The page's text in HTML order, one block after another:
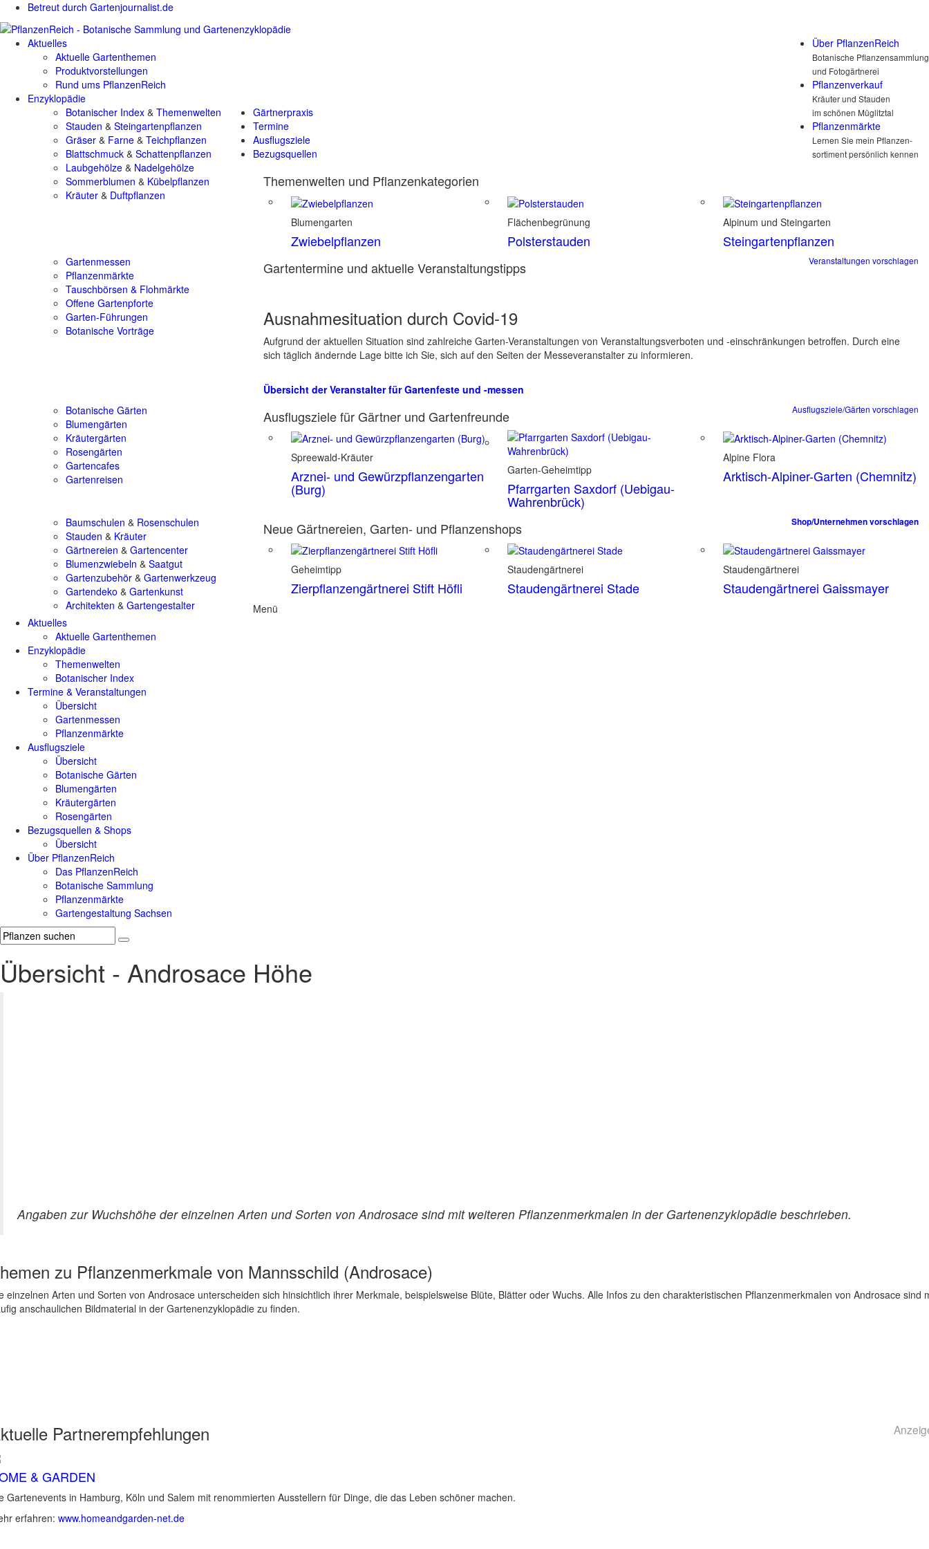
Betreut durch Gartenjournalist.de
Über PflanzenReich
Botanische Pflanzensammlung
und Fotogärtnerei
Pflanzenverkauf
Kräuter und Stauden
im schönen Müglitztal
Pflanzenmärkte
Lernen Sie mein Pflanzen-
sortiment persönlich kennen
Aktuelles
Aktuelle Gartenthemen
Produktvorstellungen
Rund ums PflanzenReich
Enzyklopädie
Botanischer Index & Themenwelten
Stauden & Steingartenpflanzen
Gräser & Farne & Teichpflanzen
Blattschmuck & Schattenpflanzen
Laubgehölze & Nadelgehölze
Sommerblumen & Kübelpflanzen
Kräuter & Duftpflanzen
Themenwelten und Pflanzenkategorien
Blumengarten
Zwiebelpflanzen
Flächenbegrünung
Polsterstauden
Alpinum und Steingarten
Steingartenpflanzen
Gärtnerpraxis
Termine
Gartenmessen
Pflanzenmärkte
Tauschbörsen & Flohmärkte
Offene Gartenpforte
Garten-Führungen
Botanische Vorträge
Veranstaltungen vorschlagen
Gartentermine und aktuelle Veranstaltungstipps
Ausnahmesituation durch Covid-19
Aufgrund der aktuellen Situation sind zahlreiche Garten-Veranstaltungen von Veranstaltungsverboten und -einschränkungen betroffen. Durch eine
sich täglich ändernde Lage bitte ich Sie, sich auf den Seiten der Messeveranstalter zu informieren.
Übersicht der Veranstalter für Gartenfeste und -messen
Ausflugsziele
Botanische Gärten
Blumengärten
Kräutergärten
Rosengärten
Gartencafes
Gartenreisen
Ausflugsziele/Gärten vorschlagen
Ausflugsziele für Gärtner und Gartenfreunde
Spreewald-Kräuter
Arznei- und Gewürzpflanzengarten
(Burg)
Garten-Geheimtipp
Pfarrgarten Saxdorf (Uebigau-
Wahrenbrück)
Alpine Flora
Arktisch-Alpiner-Garten (Chemnitz)
Bezugsquellen
Baumschulen & Rosenschulen
Stauden & Kräuter
Gärtnereien & Gartencenter
Blumenzwiebeln & Saatgut
Gartenzubehör & Gartenwerkzeug
Gartendeko & Gartenkunst
Architekten & Gartengestalter
Shop/Unternehmen vorschlagen
Neue Gärtnereien, Garten- und Pflanzenshops
Geheimtipp
Zierpflanzengärtnerei Stift Höfli
Staudengärtnerei
Staudengärtnerei Stade
Staudengärtnerei
Staudengärtnerei Gaissmayer
Menü
Aktuelles
Aktuelle Gartenthemen
Enzyklopädie
Themenwelten
Botanischer Index
Termine & Veranstaltungen
Übersicht
Gartenmessen
Pflanzenmärkte
Ausflugsziele
Übersicht
Botanische Gärten
Blumengärten
Kräutergärten
Rosengärten
Bezugsquellen & Shops
Übersicht
Über PflanzenReich
Das PflanzenReich
Botanische Sammlung
Pflanzenmärkte
Gartengestaltung Sachsen
Übersicht - Androsace Höhe
Angaben zur Wuchshöhe der einzelnen Arten und Sorten von Androsace sind mit weiteren Pflanzenmerkmalen in der Gartenenzyklopädie beschrieben.
zu Pflanzenmerkmale von Mannsschild (Androsace)
einzelnen Arten und Sorten von Androsace unterscheiden sich hinsichtlich ihrer Merkmale, beispielsweise Blüte, Blätter oder Wuchs. Alle Infos zu den charakteristischen Pflanzenmerkmalen von Androsace sind
anschaulichen Bildmaterial in der Gartenenzyklopädie zu finden.
Partnerempfehlungen
& GARDEN
Gartenevents in Hamburg, Köln und Salem mit renommierten Ausstellern für Dinge, die das Leben schöner machen.
erfahren: www.homeandgarden-net.de